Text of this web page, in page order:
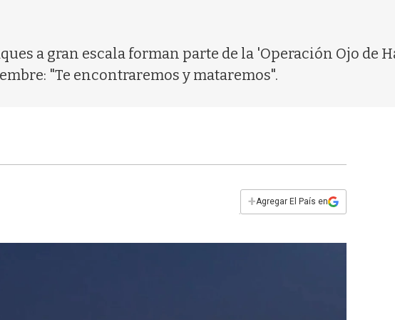
a gran escala forman parte de la 'Operación Ojo de
"Te encontraremos y mataremos".
+Agregar El País en